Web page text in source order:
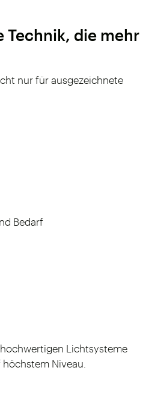
Technik, die mehr
nur für ausgezeichnete
Bedarf
Lichtsysteme
Niveau.